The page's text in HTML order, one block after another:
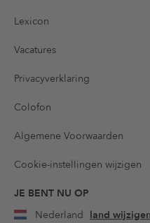
Lexicon
Vacatures
Privacyverklaring
Colofon
Algemene Voorwaarden
Cookie-instellingen wijzigen
JE BENT NU OP
Nederland land wijzigen